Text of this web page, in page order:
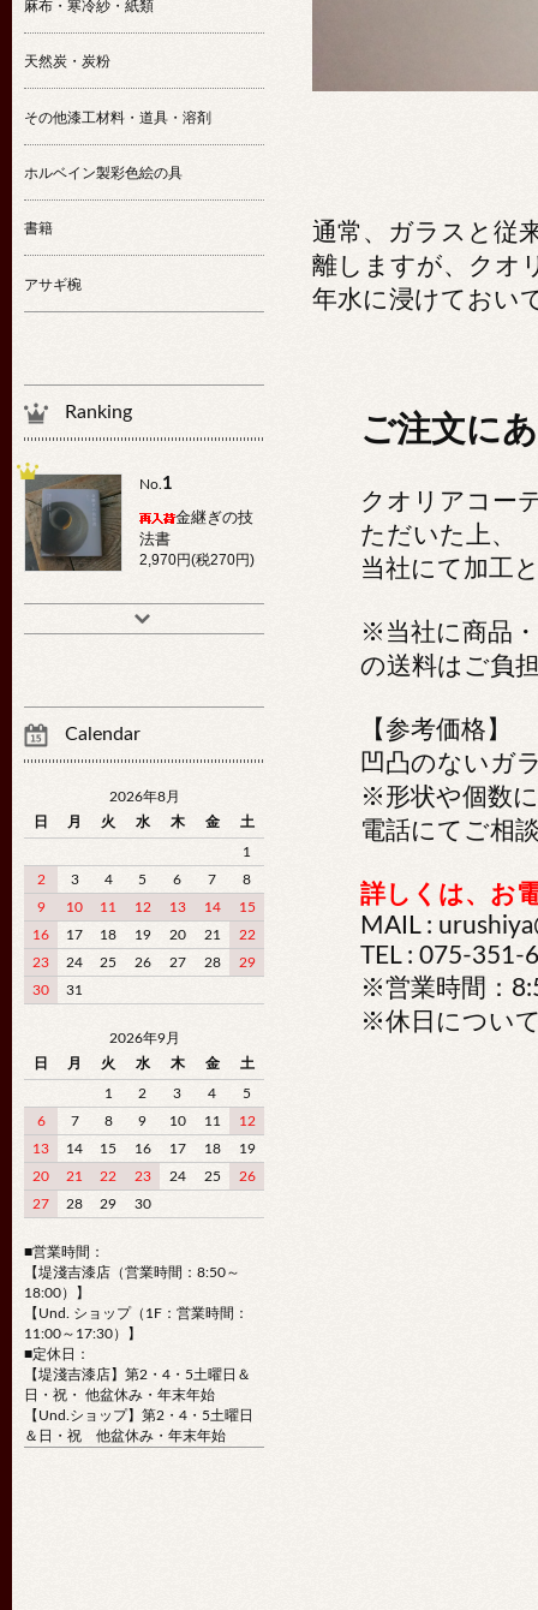
通常、ガラスと従
離しますが、クオ
年水に浸けておい
ご注文に
クオリアコー
ただいた上、
当社にて加工
※当社に商品
の送料はご負
【参考価格】
凹凸のないガ
※形状や個数
電話にてご相
詳しくは、お
MAIL :
TEL : 075-351-
※営業時間：
※休日につい
麻布・寒冷紗・紙類
天然炭・炭粉
その他漆工材料・道具・溶剤
ホルベイン製彩色絵の具
書籍
アサギ椀
Ranking
No.1
金継ぎの技
法書
2,970円(税270円)
Calendar
2026年8月
日
月 火 水 木 金 土
1
2
3 4 5 6 7
8
9
10 11 12 13 14
15
16
17 18 19 20 21
22
23
24 25 26 27 28
29
30
31
2026年9月
日
月 火 水 木 金 土
1 2 3 4
5
6
7 8 9 10 11
12
13
14 15 16 17 18
19
20
21 22 23 24 25
26
27
28 29 30
■営業時間：
【堤淺吉漆店（営業時間：8:50～
18:00）】
【Und. ショップ（1F：営業時間：
11:00～17:30）】
■定休日：
【堤淺吉漆店】第2・4・5土曜日＆
日・祝・ 他盆休み・年末年始
【Und.ショップ】第2・4・5土曜日
＆日・祝 他盆休み・年末年始